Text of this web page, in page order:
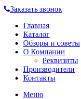
Заказать звонок
Главная
Каталог
Обзоры и советы
О Компании
Реквизиты
Производители
Контакты
Меню